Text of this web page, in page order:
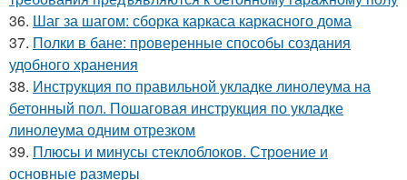
36. Шаг за шагом: сборка каркаса каркасного дома
37. Полки в бане: проверенные способы создания
удобного хранения
38. Инструкция по правильной укладке линолеума на
бетонный пол. Пошаговая инструкция по укладке
линолеума одним отрезком
39. Плюсы и минусы стеклоблоков. Строение и
основные размеры